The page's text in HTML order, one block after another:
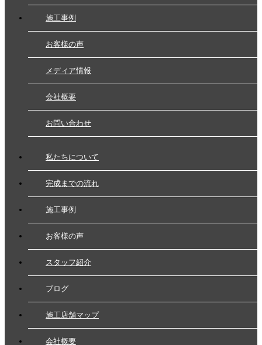
施工事例
お客様の声
メディア情報
会社概要
お問い合わせ
私たちについて
完成までの流れ
施工事例
お客様の声
スタッフ紹介
ブログ
施工店舗マップ
会社概要